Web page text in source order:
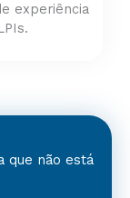
experiência
que não está